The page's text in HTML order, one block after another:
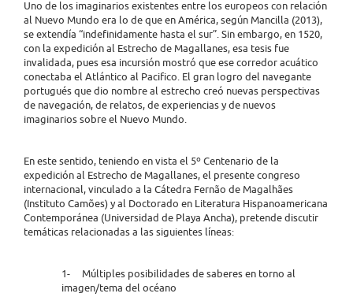
Uno de los imaginarios existentes entre los europeos con relación
al Nuevo Mundo era lo de que en América, según Mancilla (2013),
se extendía “indefinidamente hasta el sur”. Sin embargo, en 1520,
con la expedición al Estrecho de Magallanes, esa tesis fue
invalidada, pues esa incursión mostró que ese corredor acuático
conectaba el Atlántico al Pacifico. El gran logro del navegante
portugués que dio nombre al estrecho creó nuevas perspectivas
de navegación, de relatos, de experiencias y de nuevos
imaginarios sobre el Nuevo Mundo.
En este sentido, teniendo en vista el 5º Centenario de la
expedición al Estrecho de Magallanes, el presente congreso
internacional, vinculado a la Cátedra Fernão de Magalhães
(Instituto Camões) y al Doctorado en Literatura Hispanoamericana
Contemporánea (Universidad de Playa Ancha), pretende discutir
temáticas relacionadas a las siguientes líneas:
1- Múltiples posibilidades de saberes en torno al
imagen/tema del océano